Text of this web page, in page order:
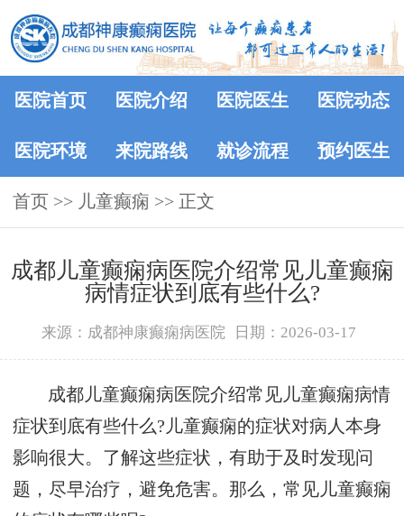
医院首页 医院介绍 医院医生 医院动态
医院环境 来院路线 就诊流程 预约医生
首页 >> 儿童癫痫 >> 正文
成都儿童癫痫病医院介绍常见儿童癫痫
病情症状到底有些什么?
来源：成都神康癫痫病医院 日期：2026-03-17
成都儿童癫痫病医院介绍常见儿童癫痫病情
症状到底有些什么?儿童癫痫的症状对病人本身
影响很大。了解这些症状，有助于及时发现问
题，尽早治疗，避免危害。那么，常见儿童癫痫